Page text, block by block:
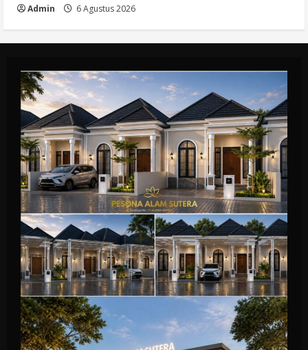
Admin 6 Agustus 2026